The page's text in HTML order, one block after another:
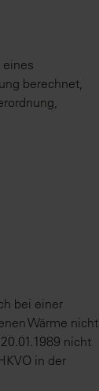
berechnet,
bei einer
Wärme nicht
nicht
in der